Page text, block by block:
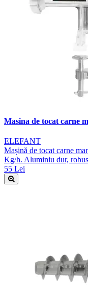
Masina de tocat carne
ELEFANT
Mașină de tocat carne
Kg/h. Aluminiu dur,
55 Lei